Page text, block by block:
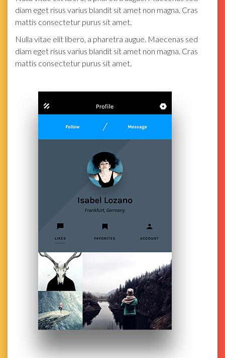
diam eget risus varius blandit sit amet non magna. Cras
mattis consectetur purus sit amet.
Nulla vitae elit libero, a pharetra augue. Maecenas sed
diam eget risus varius blandit sit amet non magna. Cras
mattis consectetur purus sit amet.